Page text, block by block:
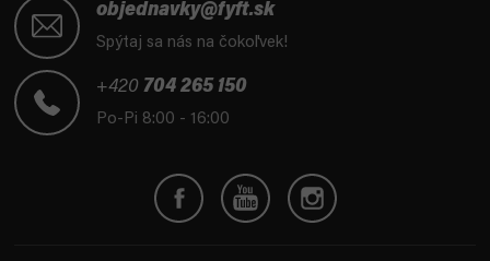
objednavky@fyft.sk
Spýtaj sa nás na čokoľvek!
+420 704 265 150
Po-Pi 8:00 - 16:00